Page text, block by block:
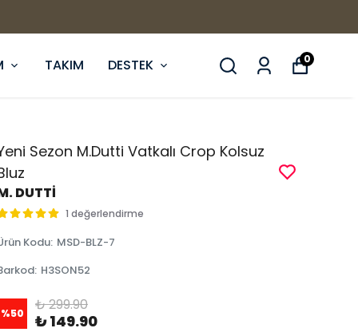
TAKIM DESTEK 0
Sezon M.Dutti Vatkalı Crop Kolsuz
DUTTİ
1 değerlendirme
Kodu: MSD-BLZ-7
: H3SON52
%50 ₺ 299.90
₺ 149.90